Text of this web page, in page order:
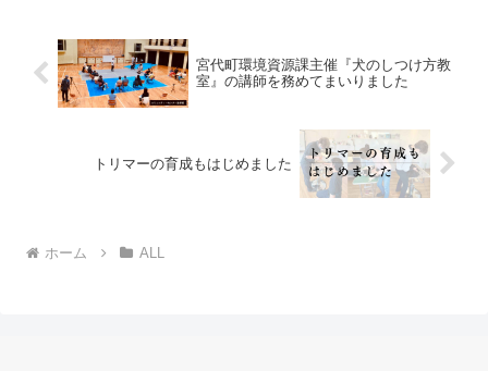
宮代町環境資源課主催『犬のしつけ方教
室』の講師を務めてまいりました
トリマーの育成もはじめました
ホーム ALL